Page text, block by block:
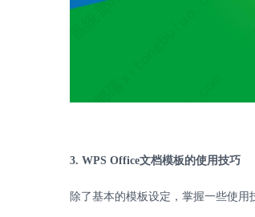
3. WPS Office文档模板的使用技巧
除了基本的模板设定，掌握一些使用